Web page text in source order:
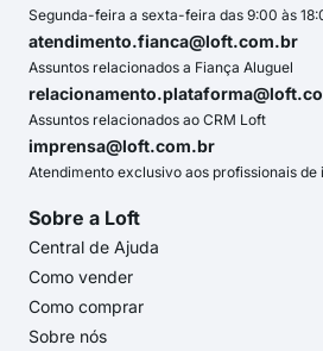
Segunda-feira a sexta-feira das 9:00 às
atendimento.fianca@loft.com.br
Assuntos relacionados a Fiança Aluguel
Assuntos relacionados ao CRM Loft
imprensa@loft.com.br
Atendimento exclusivo aos profissionais de
Sobre a Loft
Central de Ajuda
Como vender
Como comprar
Sobre nós